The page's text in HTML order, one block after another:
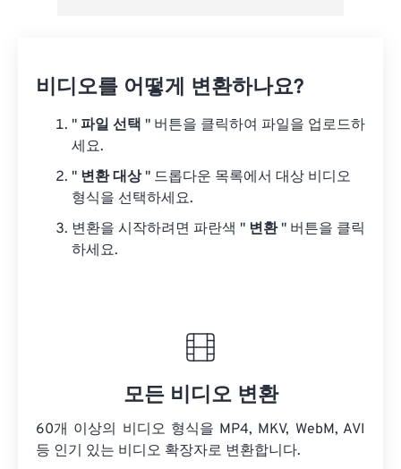
비디오를 어떻게 변환하나요?
" 파일 선택 " 버튼을 클릭하여 파일을 업로드하
세요.
" 변환 대상" 드롭다운 목록에서 대상 비디오
형식을 선택하세요.
변환을 시작하려면 파란색 " 변환" 버튼을 클릭
하세요.
모든 비디오 변환
60개 이상의 비디오 형식을 MP4, MKV, WebM, AVI
등 인기 있는 비디오 확장자로 변환합니다.